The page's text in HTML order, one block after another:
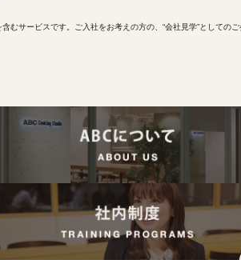
むサービスです。ご入社をお考えの方の、“会社見学”としての